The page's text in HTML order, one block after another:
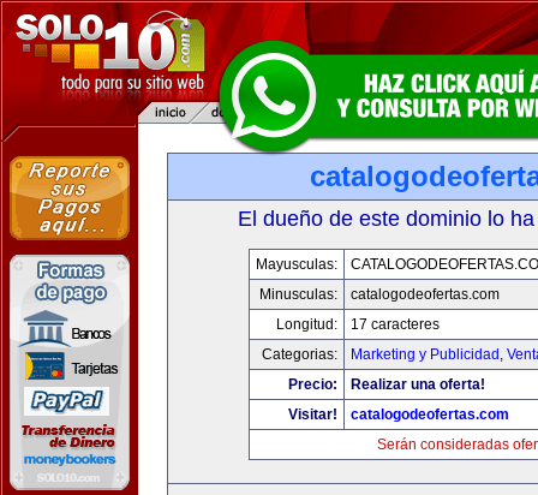
El dueño de este dominio lo
Mayusculas:
Minusculas:
catalogodeofertas.com
Longitud:
17 caracteres
Categorias:
Marketing y Publicidad ,
Precio:
Realizar una oferta!
Visitar!
catalogodeofertas.com
Serán consideradas